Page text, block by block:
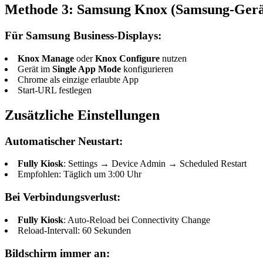
Methode 3: Samsung Knox (Samsung-
Für Samsung Business-Displays:
Knox Manage oderKnox Configure nutzen
Gerät im Single App Mode konfigurieren
Chrome als einzige erlaubte App
Start-URL festlegen
Zusätzliche Einstellungen
Automatischer Neustart:
Fully Kiosk: Settings → Device Admin → Scheduled Restart
Empfohlen: Täglich um 3:00 Uhr
Bei Verbindungsverlust:
Fully Kiosk: Auto-Reload bei Connectivity Change
Reload-Intervall: 60 Sekunden
Bildschirm immer an: